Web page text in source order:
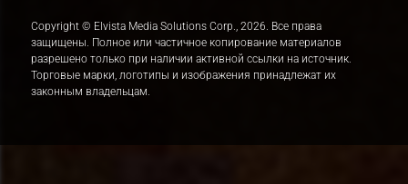
Copyright © Elvista Media Solutions Corp., 2026. Все права
защищены. Полное или частичное копирование материалов
разрешено только при наличии активной ссылки на источник.
Торговые марки, логотипы и изображения принадлежат их
законным владельцам.